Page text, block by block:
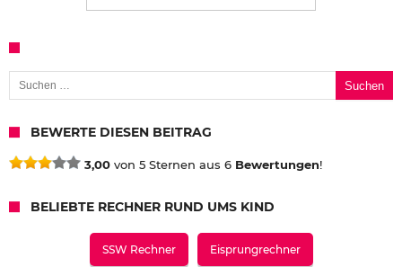
Suchen nach:
BEWERTE DIESEN BEITRAG
3,00 von 5 Sternen aus 6 Bewertungen!
BELIEBTE RECHNER RUND UMS KIND
SSW Rechner Eisprungrechner